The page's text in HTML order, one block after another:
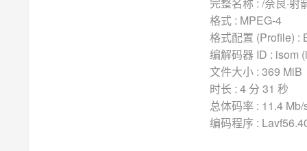
格式 : MPEG-4
格式配置 (Profile) :
编解码器 ID : isom
文件大小 : 369 MiB
时长 : 4 分 31 秒
总体码率 : 11.4 Mb/
编码程序 :